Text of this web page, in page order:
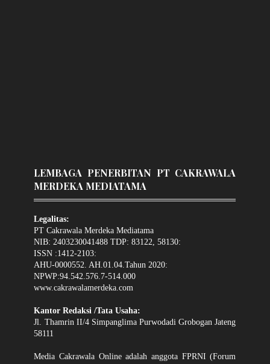
LEMBAGA PENERBITAN PT CAKRAWALA
MERDEKA MEDIATAMA
Legalitas:
PT Cakrawala Merdeka Mediatama
NIB: 2403230041488 TDP: 83122, 58130:
ISSN :1412-2103:
AHU-0000552. AH.01.04.Tahun 2020:
NPWP:94.542.576.7-514.000
www.cakrawalamerdeka.com
Kantor Redaksi /Tata Usaha:
Jl. Thamrin II/4 Simpanglima Purwodadi Grobogan Jateng
58111
Media Cakrawala Online adalah anggota FPRNI (Forum